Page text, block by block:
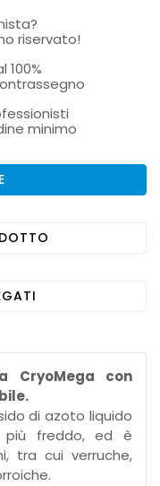
riservato!
minimo
CryoMega con
di azoto liquido
più freddo, ed è
tra cui verruche,